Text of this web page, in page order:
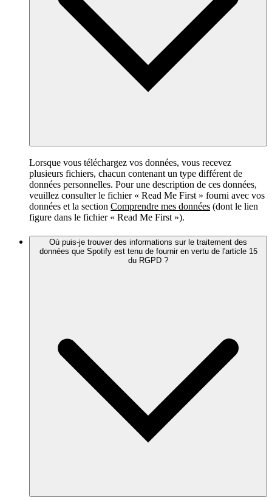
Lorsque vous téléchargez vos données, vous recevez
plusieurs fichiers, chacun contenant un type différent de
données personnelles. Pour une description de ces données,
veuillez consulter le fichier « Read Me First » fourni avec vos
données et la section Comprendre mes données (dont le lien
figure dans le fichier « Read Me First »).
Où puis-je trouver des informations sur le traitement des
données que Spotify est tenu de fournir en vertu de l'article 15
du RGPD ?